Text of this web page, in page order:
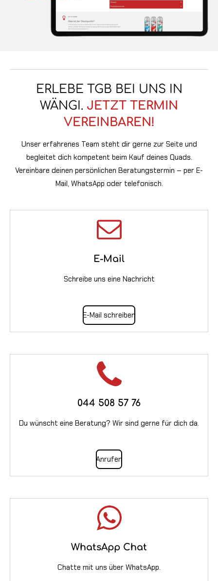
ERLEBE TGB BEI UNS IN
WÄNGI. JETZT TERMIN
VEREINBAREN!
Unser erfahrenes Team steht dir gerne zur Seite und
begleitet dich kompetent beim Kauf deines Quads.
Vereinbare deinen persönlichen Beratungstermin – per E-
Mail, WhatsApp oder telefonisch.
E-Mail
Schreibe uns eine Nachricht
E-Mail schreiben
044 508 57 76
Du wünscht eine Beratung? Wir sind gerne für dich da.
Anrufen
WhatsApp Chat
Chatte mit uns über WhatsApp.